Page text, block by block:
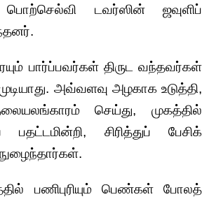
டவர்ஸின் ஜவுளிப்
பார்ப்பவர்கள் திருட வந்தவர்கள்
அவ்வளவு அழகாக உடுத்தி,
செய்து, முகத்தில்
சிரித்துப் பேசிக்
பணிபுரியும் பெண்கள் போலத்